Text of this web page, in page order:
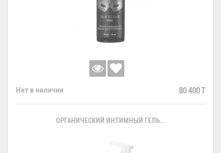
Нет в наличии 80 400 T
ОРГАНИЧЕСКИЙ ИНТИМНЫЙ ГЕЛЬ...